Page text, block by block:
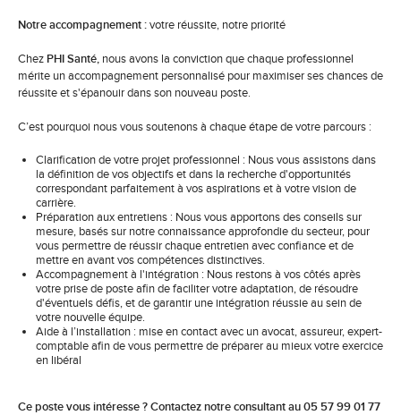
Notre accompagnement :votre réussite, notre priorité
Chez PHI Santé, nous avons la conviction que chaque professionnel
mérite un accompagnement personnalisé pour maximiser ses chances de
réussite et s'épanouir dans son nouveau poste.
C’est pourquoi nous vous soutenons à chaque étape de votre parcours :
Clarification de votre projet professionnel : Nous vous assistons dans
la définition de vos objectifs et dans la recherche d'opportunités
correspondant parfaitement à vos aspirations et à votre vision de
carrière.
Préparation aux entretiens : Nous vous apportons des conseils sur
mesure, basés sur notre connaissance approfondie du secteur, pour
vous permettre de réussir chaque entretien avec confiance et de
mettre en avant vos compétences distinctives.
Accompagnement à l'intégration : Nous restons à vos côtés après
votre prise de poste afin de faciliter votre adaptation, de résoudre
d'éventuels défis, et de garantir une intégration réussie au sein de
votre nouvelle équipe.
Aide à l’installation : mise en contact avec un avocat, assureur, expert-
comptable afin de vous permettre de préparer au mieux votre exercice
en libéral
Ce poste vous intéresse ? Contactez notre consultant au 05 57 99 01 77